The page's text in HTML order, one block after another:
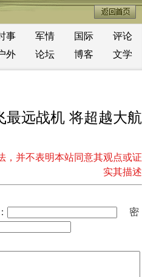
事 军情 国际
评论
外 论坛 博客 文学
最远战机 将超越大航
，并不表明本站同意其观点或证
实其描述
密